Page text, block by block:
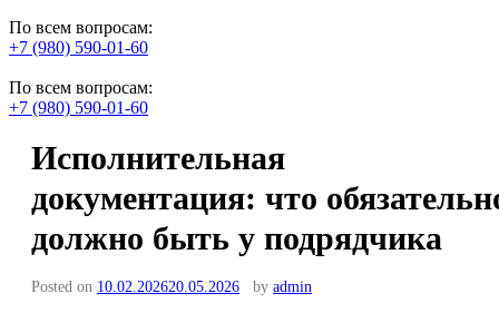
По всем вопросам:
+7 (980) 590-01-60
По всем вопросам:
+7 (980) 590-01-60
Исполнительная
документация: что
должно быть у подрядчика
Posted on 10.02.202620.05.2026 by admin